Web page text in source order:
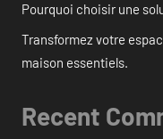
Pourquoi choisir une
Transformez votre
maison essentiels.
Recent